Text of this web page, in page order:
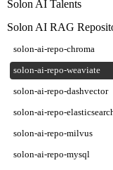
Solon AI Talents
Solon AI RAG
solon-ai-repo-chroma
solon-ai-repo-weaviate
solon-ai-repo-dashvector
solon-ai-repo-
solon-ai-repo-milvus
solon-ai-repo-mysql